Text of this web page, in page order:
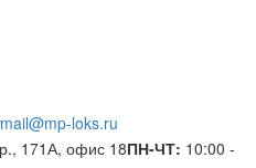
mail@mp-loks.ru
171А, офис 18ПН-ЧТ: 10:00 -